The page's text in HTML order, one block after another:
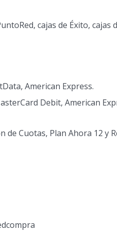
cajas de Éxito, cajas
American Express.
Debit, American
Cuotas, Plan Ahora 12 y